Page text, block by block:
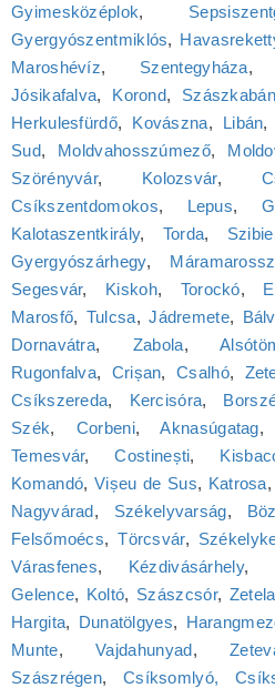
Gyimesközéplok,
Gyergyószentmiklós,
Maroshévíz, Szentegyháza
Jósikafalva, Korond,
Herkulesfürdő, Kovászna, Libán,
Sud, Moldvahosszúmező,
Szörényvár, Kolozsvár,
Csíkszentdomokos, Lepus,
Kalotaszentkirály, Torda,
Gyergyószárhegy,
Segesvár, Kiskoh, Torockó,
Marosfő, Tulcsa,Jádremete,
Dornavátra, Zabola,
Rugonfalva, Crișan,Csalhó,
Csíkszereda, Kercisóra,
Szék, Corbeni,Aknasúgatag,
Temesvár,Costinești,
Komandó, Vișeu de Sus, Katrosa,
Nagyvárad, Székelyvarság,
Felsőmoécs,Törcsvár,
Várasfenes, Kézdivásárhely,
Gelence, Koltó, Szászcsór,
Hargita, Dunatölgyes,
Munte,Vajdahunyad,
Szászrégen, Csíksomlyó,